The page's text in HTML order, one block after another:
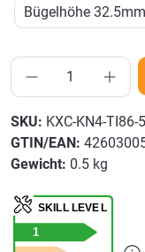
Bügelhöhe 32.5mm
SKU: KXC-KN4-TI86-
GTIN/EAN:
Gewicht: 0.5 kg